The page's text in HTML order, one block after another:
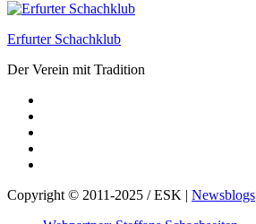
Erfurter Schachklub
Der Verein mit Tradition
Copyright © 2011-2025 / ESK Newsblogs